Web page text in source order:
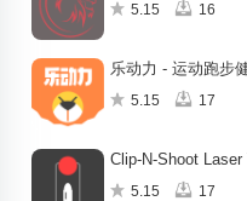
5.15 16
乐动力 - 运动跑步
5.15 17
Clip-N-Shoot Laser
5.15 17